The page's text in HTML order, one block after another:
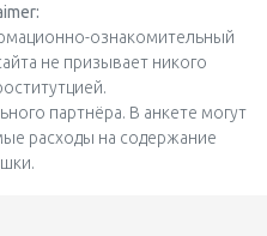
ознакомительный
не призывает никого
партнёра. В анкете могут
расходы на содержание